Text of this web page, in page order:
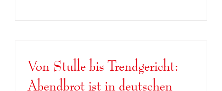
Von Stulle bis Trendgericht:
Abendbrot ist in deutschen